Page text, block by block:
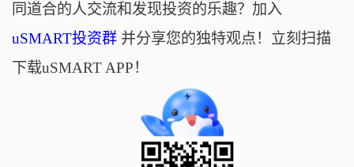
同道合的人交流和发现投资的乐趣？加入
uSMART投资群并分享您的独特观点！立刻扫描
下载uSMART APP！